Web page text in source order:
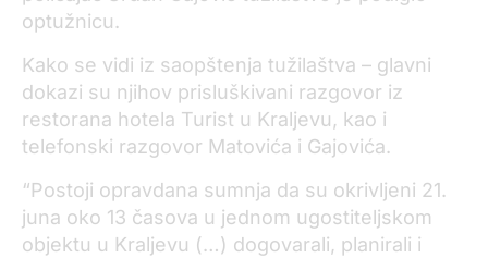
optužnicu.
Kako se vidi iz saopštenja tužilaštva – glavni
dokazi su njihov prisluškivani razgovor iz
restorana hotela Turist u Kraljevu, kao i
telefonski razgovor Matovića i Gajovića.
“Postoji opravdana sumnja da su okrivljeni 21.
juna oko 13 časova u jednom ugostiteljskom
objektu u Kraljevu (…) dogovarali, planirali i